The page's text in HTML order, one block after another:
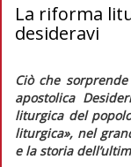
La riforma
desideravi
Ciò che
apostolica
liturgica del
liturgica», nel
e la storia